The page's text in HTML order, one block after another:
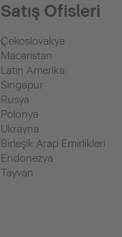
Satış Ofisleri
Çekoslovakya
Macaristan
Latin Amerika
Singapur
Rusya
Polonya
Ukrayna
Birleşik Arap Emirlikleri
Endonezya
Tayvan